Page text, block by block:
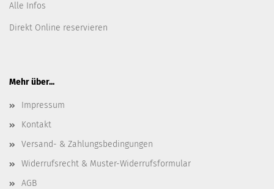
Alle Infos
Direkt Online reservieren
Mehr über...
Impressum
Kontakt
Versand- & Zahlungsbedingungen
Widerrufsrecht & Muster-Widerrufsformular
AGB